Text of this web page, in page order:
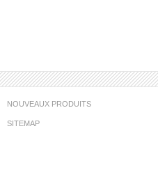
NOUVEAUX PRODUITS
SITEMAP